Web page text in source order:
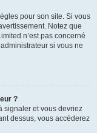
pour son site. Si vous
Notez que
n’est pas concerné
si vous ne
?
signaler et vous devriez
dessus, vous accéderez